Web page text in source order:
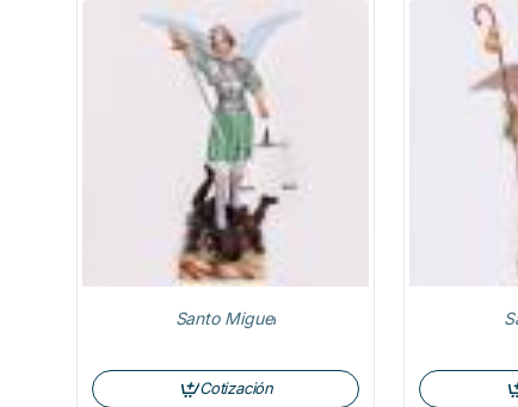
Santo Miguel
Cotización